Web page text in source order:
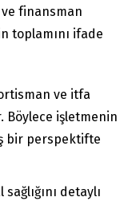
ve finansman
toplamını ifade
ve itfa
Böylece işletmenin
bir perspektifte
detaylı